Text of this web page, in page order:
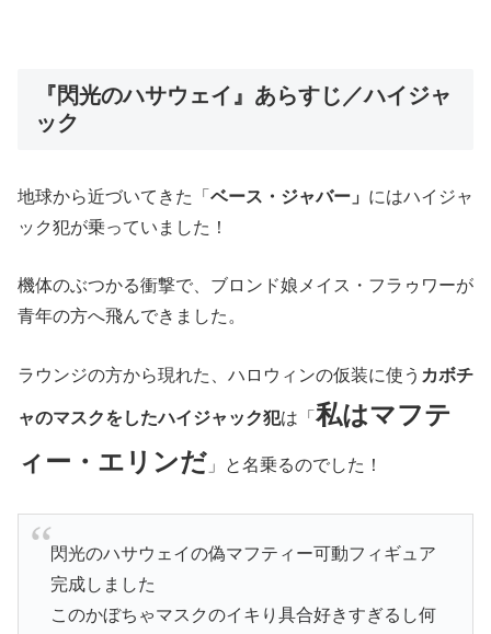
『閃光のハサウェイ』あらすじ／ハイジャ
ック
地球から近づいてきた「 ベース・ジャバー」 にはハイジャ
ック犯が乗っていました！
機体のぶつかる衝撃で、ブロンド娘メイス・フラゥワーが
青年の方へ飛んできました。
ラウンジの方から現れた、ハロウィンの仮装に使う カボチ
ャのマスクをしたハイジャック犯は「 私はマフテ
ィー・エリンだ 」と名乗るのでした！
閃光のハサウェイの偽マフティー可動フィギュア
完成しました
このかぼちゃマスクのイキり具合好きすぎるし何